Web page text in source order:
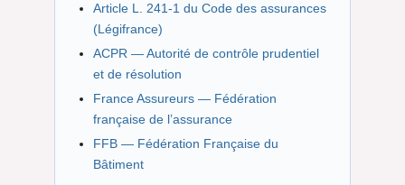
Article L. 241-1 du Code des assurances
(Légifrance)
ACPR — Autorité de contrôle prudentiel
et de résolution
France Assureurs — Fédération
française de l’assurance
FFB — Fédération Française du
Bâtiment